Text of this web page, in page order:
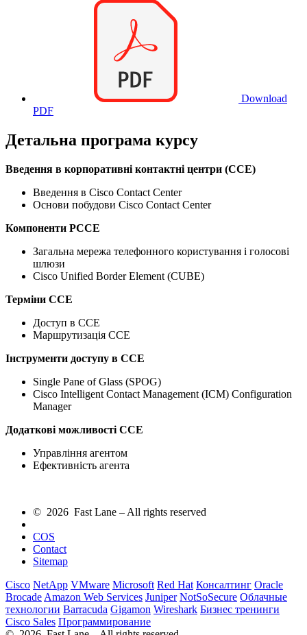
Download
PDF
Детальна програма курсу
Введення в корпоративні контактні центри (CCE)
Введення в Cisco Contact Center
Основи побудови Cisco Contact Center
Компоненти PCCE
Загальна мережа телефонного користування і голосові
шлюзи
Cisco Unified Border Element (CUBE)
Терміни CCE
Доступ в CCE
Маршрутизація CCE
Інструменти доступу в CCE
Single Pane of Glass (SPOG)
Cisco Intelligent Contact Management (ICM) Configuration
Manager
Додаткові можливості CCE
Управління агентом
Ефективність агента
© 2026 Fast Lane – All rights reserved
COS
Contact
Sitemap
Cisco NetApp VMware Microsoft Red Hat Консалтинг Oracle
Brocade Amazon Web Services Juniper NotSoSecure Облачные
технологии Barracuda Gigamon Wireshark Бизнес тренинги
Cisco Sales Программирование